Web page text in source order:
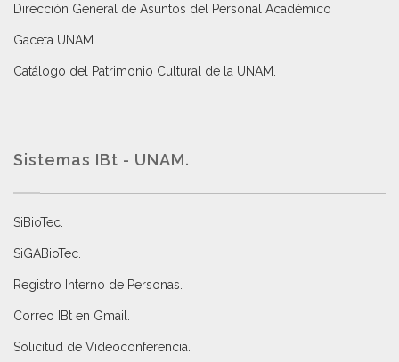
Dirección General de Asuntos del Personal Académico
Gaceta UNAM
Catálogo del Patrimonio Cultural de la UNAM.
Sistemas IBt - UNAM.
SiBioTec
SiGABioTec.
Registro Interno de Personas
Correo IBt en Gmail
Solicitud de Videoconferencia.